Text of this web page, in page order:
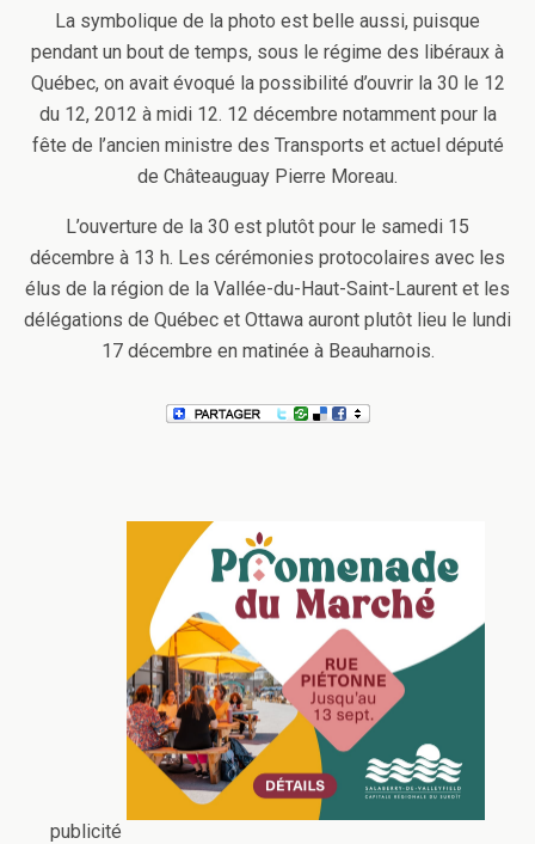
La symbolique de la photo est belle aussi, puisque
pendant un bout de temps, sous le régime des libéraux à
Québec, on avait évoqué la possibilité d’ouvrir la 30 le 12
du 12, 2012 à midi 12. 12 décembre notamment pour la
fête de l’ancien ministre des Transports et actuel député
de Châteauguay Pierre Moreau.
L’ouverture de la 30 est plutôt pour le samedi 15
décembre à 13 h. Les cérémonies protocolaires avec les
élus de la région de la Vallée-du-Haut-Saint-Laurent et les
délégations de Québec et Ottawa auront plutôt lieu le lundi
17 décembre en matinée à Beauharnois.
publicité